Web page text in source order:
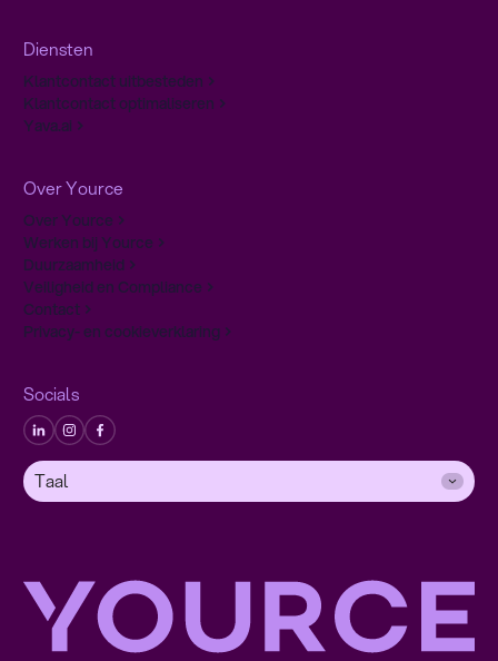
Diensten
Klantcontact uitbesteden
Klantcontact optimaliseren
Yava.ai
Over Yource
Over Yource
Werken bij Yource
Duurzaamheid
Veiligheid en Compliance
Contact
Privacy- en cookieverklaring
Socials
Taal